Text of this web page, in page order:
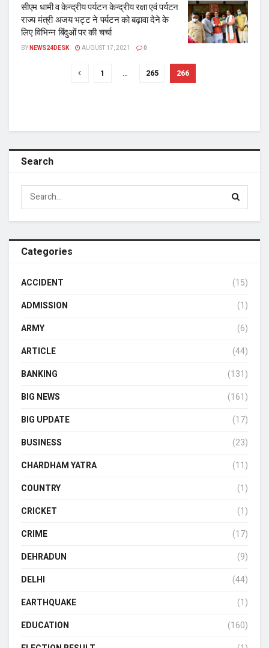
सीएम धामी व केन्द्रीय पर्यटन केन्द्रीय रक्षा एवं पर्यटन
राज्य मंत्री अजय भट्ट ने पर्यटन को बढ़ावा देने के
लिए विभिन्न बिंदुओं पर की चर्चा
BYNEWS24DESK AUGUST 17, 2021 0
1 … 265 266
Search
Categories
ACCIDENT
(15)
ADMISSION
(1)
ARMY
(6)
ARTICLE
(44)
BANKING
(131)
BIG NEWS
(161)
BIG UPDATE
(17)
BUSINESS
(23)
CHARDHAM YATRA
(11)
COUNTRY
(1)
CRICKET
(1)
CRIME
(17)
DEHRADUN
(9)
DELHI
(44)
EARTHQUAKE
(1)
EDUCATION
(160)